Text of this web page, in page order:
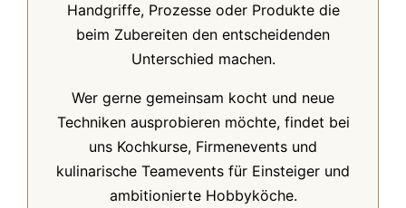
Handgriffe, Prozesse oder Produkte die
beim Zubereiten den entscheidenden
Unterschied machen.
Wer gerne gemeinsam kocht und neue
Techniken ausprobieren möchte, findet bei
uns Kochkurse, Firmenevents und
kulinarische Teamevents für Einsteiger und
ambitionierte Hobbyköche.